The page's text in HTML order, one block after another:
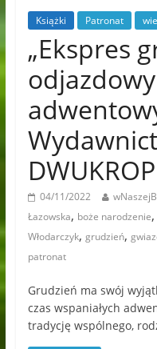
Książki Patronat
„Ekspres
04/11/2022
Łazowska, boże narodzenie,
Włodarczyk, grudzień,
patronat
Grudzień ma swój
czas wspaniałych
tradycję wspólnego,